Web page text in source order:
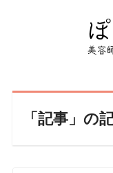
「記事」の